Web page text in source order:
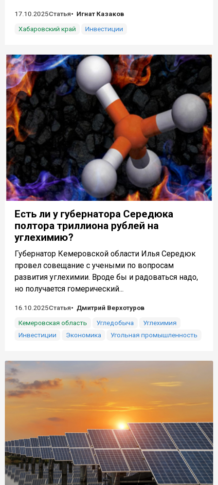
17.10.2025Статья
Игнат Казаков
Хабаровский край
Инвестиции
Есть ли у губернатора Середюка
полтора триллиона рублей на
углехимию?
Губернатор Кемеровской области Илья Середюк
провел совещание с учеными по вопросам
развития углехимии. Вроде бы и радоваться надо,
но получается гомерический...
16.10.2025Статья
Дмитрий Верхотуров
Кемеровская область
Угледобыча
Углехимия
Инвестиции
Экономика Угольная промышленность